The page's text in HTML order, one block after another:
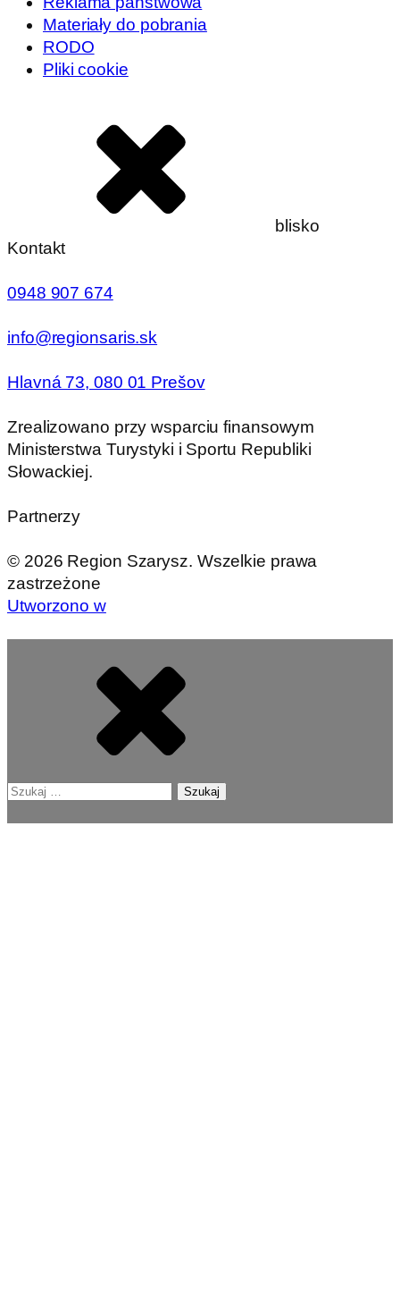
Materiały do pobrania
RODO
Pliki cookie
blisko
Kontakt
0948 907 674
info@regionsaris.sk
Hlavná 73, 080 01 Prešov
Zrealizowano przy wsparciu finansowym
Ministerstwa Turystyki i Sportu Republiki
Słowackiej.
Partnerzy
© 2026 Region Szarysz. Wszelkie prawa
zastrzeżone
Utworzono w
Szukaj: